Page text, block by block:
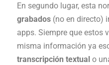
En segundo lugar, esta
grabados (no en directo)
apps. Siempre que estos
misma información ya
transcripción textual o